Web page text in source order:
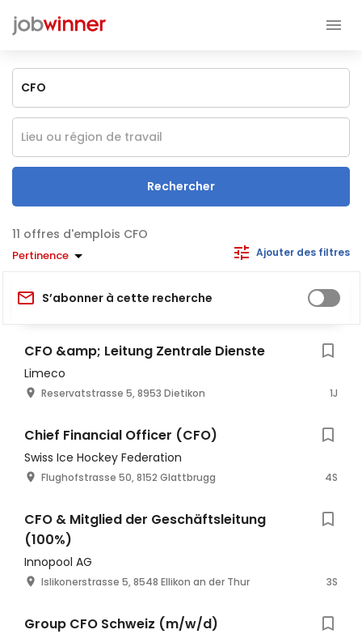
Rechercher
offres d'emplois CFO
Pertinence Ajouter des filtres
S’abonner à cette recherche
CFO &amp; Leitung Zentrale Dienste
Limeco
Reservatstrasse 5, 8953 Dietikon 1J
Chief Financial Officer (CFO)
Swiss Ice Hockey Federation
Flughofstrasse 50, 8152 Glattbrugg 4S
CFO & Mitglied der Geschäftsleitung
(100%)
Innopool AG
Islikonerstrasse 5, 8548 Ellikon an der Thur 3S
Group CFO Schweiz (m/w/d)